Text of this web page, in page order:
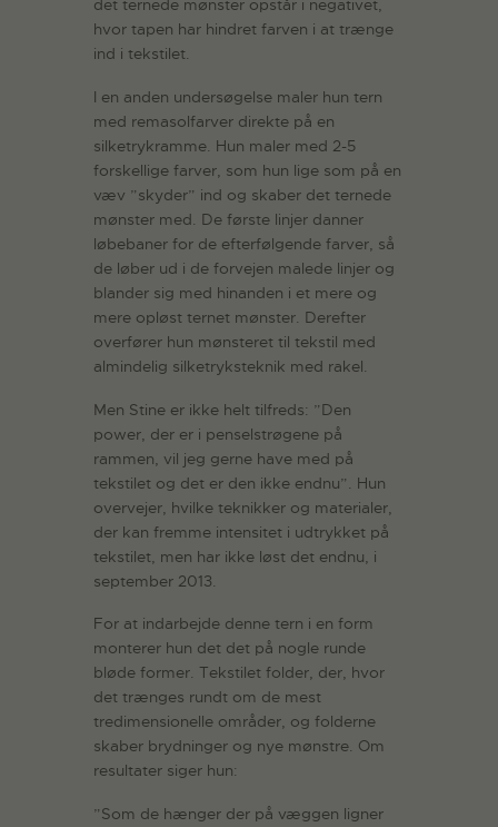
det ternede mønster opstår i negativet,
hvor tapen har hindret farven i at trænge
ind i tekstilet.
I en anden undersøgelse maler hun tern
med remasolfarver direkte på en
silketrykramme. Hun maler med 2-5
forskellige farver, som hun lige som på en
væv ”skyder” ind og skaber det ternede
mønster med. De første linjer danner
løbebaner for de efterfølgende farver, så
de løber ud i de forvejen malede linjer og
blander sig med hinanden i et mere og
mere opløst ternet mønster. Derefter
overfører hun mønsteret til tekstil med
almindelig silketryksteknik med rakel.
Men Stine er ikke helt tilfreds: ”Den
power, der er i penselstrøgene på
rammen, vil jeg gerne have med på
tekstilet og det er den ikke endnu”. Hun
overvejer, hvilke teknikker og materialer,
der kan fremme intensitet i udtrykket på
tekstilet, men har ikke løst det endnu, i
september 2013.
For at indarbejde denne tern i en form
monterer hun det det på nogle runde
bløde former. Tekstilet folder, der, hvor
det trænges rundt om de mest
tredimensionelle områder, og folderne
skaber brydninger og nye mønstre. Om
resultater siger hun:
”Som de hænger der på væggen ligner